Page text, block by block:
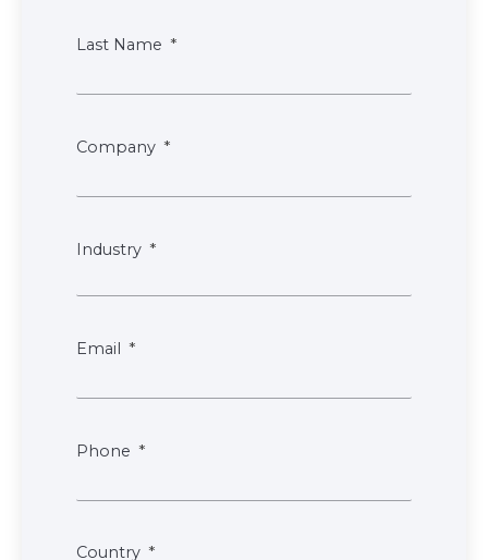
Last Name
Company
Industry
Email
Phone
Country